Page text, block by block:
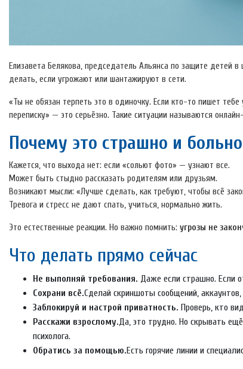
Елизавета Белякова, председатель Альянса по защите детей
делать, если угрожают или шантажируют в сети.
«Ты не обязан терпеть это в одиночку. Если кто-то пишет
переписку» — это серьёзно. Такие ситуации называются
Почему это страшно и больно
Кажется, что выхода нет: если «сольют фото» — узнают все.
Может быть стыдно рассказать родителям или друзьям.
Возникают мысли: «Лучше сделать, как требуют, чтобы всё
Тревога и стресс не дают спать, учиться, нормально жить.
Это естественные реакции. Но важно помнить: угрозы не
Что делать прямо сейчас
Не выполняй требования. Даже если страшно. Если
Сохрани всё.Сделай скриншоты сообщений,
Заблокируй и настрой приватность. Проверь, кто
Расскажи взрослому.Да, это трудно. Но скрывать
психолога.
Обратись за помощью.Есть горячие линии и